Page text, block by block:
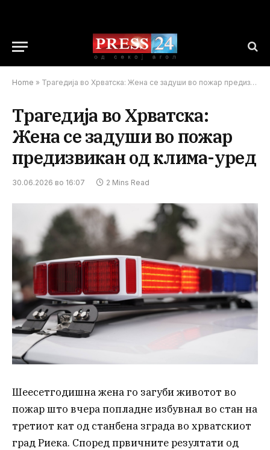
Home » Трагедија во Хрватска: Жена се задуши во пожар предизвикан од клима-уред
Трагедија во Хрватска:
Жена се задуши во пожар
предизвикан од клима-уред
30.06.2026 во 16:07 2 Mins Read
Шеесетгодишна жена го загуби животот во
пожар што вчера попладне избувнал во стан на
третиот кат од станбена зграда во хрватскиот
град Риека. Според првичните резултати од